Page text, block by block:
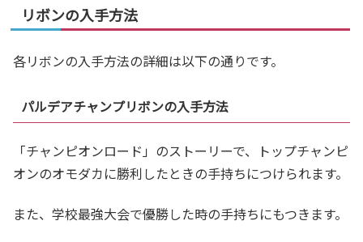
リボンの入手方法
各リボンの入手方法の詳細は以下の通りです。
パルデアチャンプリボンの入手方法
「チャンピオンロード」のストーリーで、トップチャンピ
オンのオモダカに勝利したときの手持ちにつけられます。
また、学校最強大会で優勝した時の手持ちにもつきます。